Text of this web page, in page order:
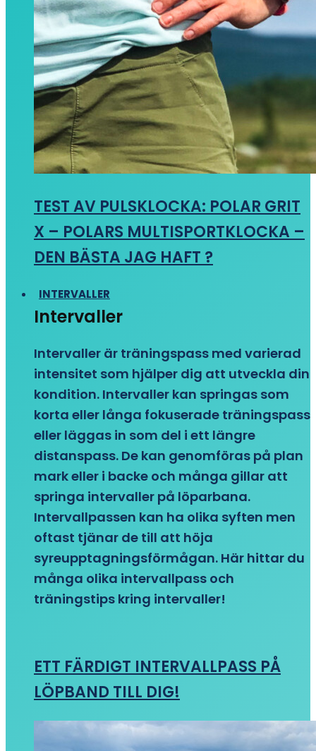
TEST AV PULSKLOCKA: POLAR GRIT
X – POLARS MULTISPORTKLOCKA –
DEN BÄSTA JAG HAFT ?
INTERVALLER
Intervaller
Intervaller är träningspass med varierad
intensitet som hjälper dig att utveckla din
kondition. Intervaller kan springas som
korta eller långa fokuserade träningspass
eller läggas in som del i ett längre
distanspass. De kan genomföras på plan
mark eller i backe och många gillar att
springa intervaller på löparbana.
Intervallpassen kan ha olika syften men
oftast tjänar de till att höja
syreupptagningsförmågan. Här hittar du
många olika intervallpass och
träningstips kring intervaller!
ETT FÄRDIGT INTERVALLPASS PÅ
LÖPBAND TILL DIG!